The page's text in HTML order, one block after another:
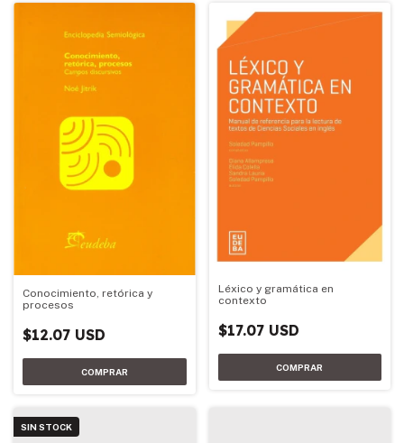
Conocimiento, retórica y
procesos
$12.07 USD
Léxico y gramática en
contexto
$17.07 USD
SIN STOCK